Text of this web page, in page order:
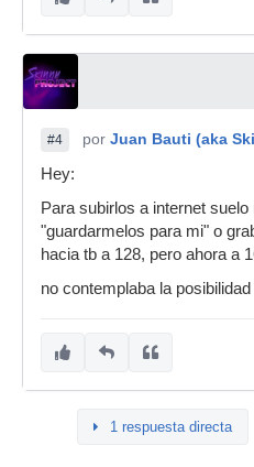
#4 por Juan Bauti (aka
Hey:
Para subirlos a internet
"guardarmelos para mi" o
hacia tb a 128, pero ahora a
no contemplaba la
1 respuesta directa